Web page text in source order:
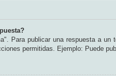
Para publicar una respuesta a
permitidas. Ejemplo: Puede